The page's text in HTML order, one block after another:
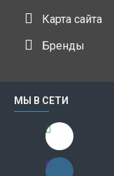
Карта сайта
Бренды
МЫ В СЕТИ